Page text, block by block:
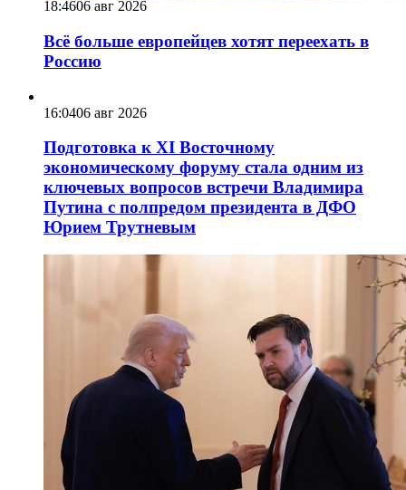
18:4606 авг 2026
Всё больше европейцев хотят переехать в
Россию
16:0406 авг 2026
Подготовка к XI Восточному
экономическому форуму стала одним из
ключевых вопросов встречи Владимира
Путина с полпредом президента в ДФО
Юрием Трутневым